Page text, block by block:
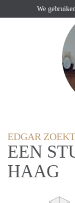
EDGAR
EEN
HAAG
We